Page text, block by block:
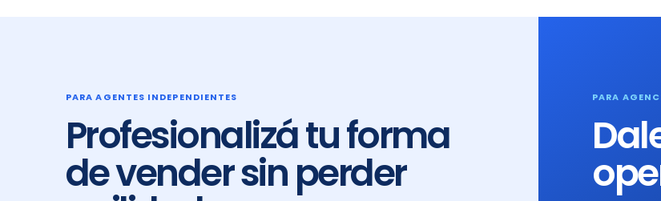
PARA AGENTES INDEPENDIENTES
Profesionalizá tu forma
de vender sin perder
PARA